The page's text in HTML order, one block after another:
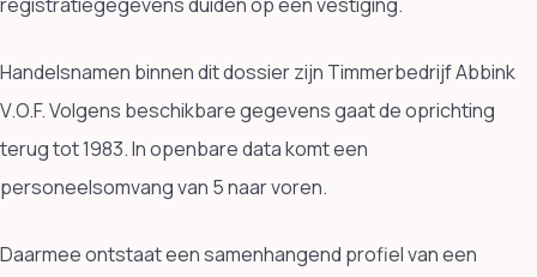
Handelsnamen binnen dit dossier zijn Timmerbedrijf Abbink
V.O.F. Volgens beschikbare gegevens gaat de oprichting
terug tot 1983. In openbare data komt een
personeelsomvang van 5 naar voren.
Daarmee ontstaat een samenhangend profiel van een